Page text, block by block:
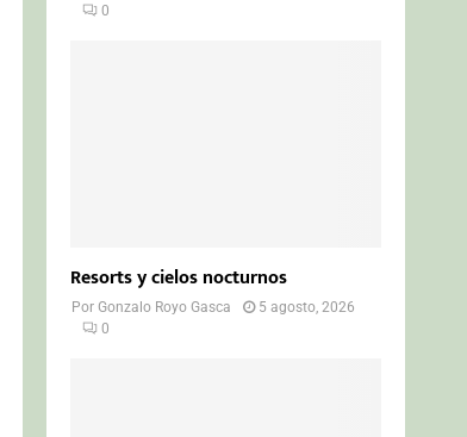
0
Resorts y cielos nocturnos
PorGonzalo Royo Gasca
5 agosto, 2026
0